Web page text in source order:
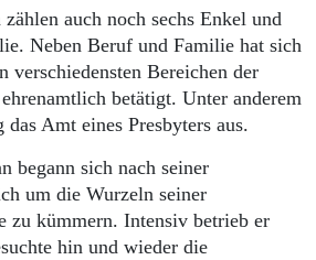
auch noch sechs Enkel und
Neben Beruf und Familie hat sich
verschiedensten Bereichen der
betätigt. Unter anderem
Amt eines Presbyters aus.
begann sich nach seiner
um die Wurzeln seiner
zu kümmern. Intensiv betrieb er
hin und wieder die